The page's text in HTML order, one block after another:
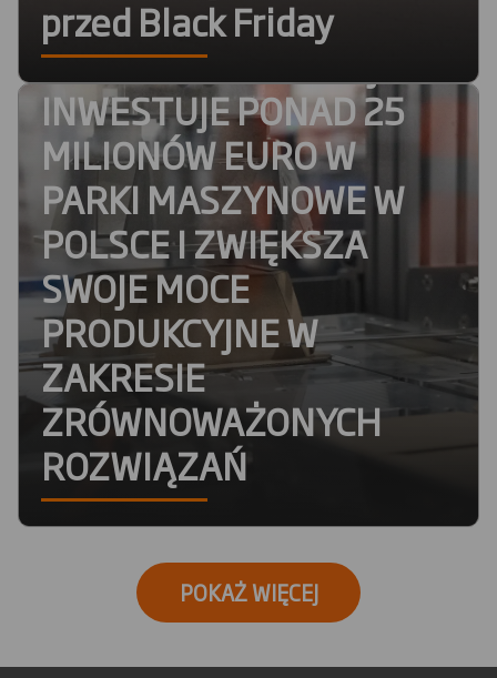
przed Black Friday
PRODUCENT OPAKOWAŃ
Z TEKTURY FALISTEJ,
INWESTUJE PONAD 25
MILIONÓW EURO W
PARKI MASZYNOWE W
POLSCE I ZWIĘKSZA
SWOJE MOCE
PRODUKCYJNE W
ZAKRESIE
ZRÓWNOWAŻONYCH
ROZWIĄZAŃ
POKAŻ WIĘCEJ